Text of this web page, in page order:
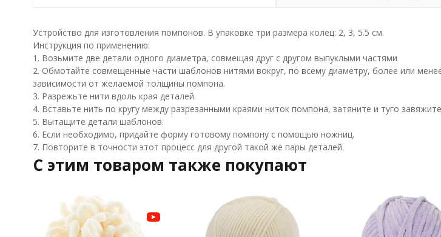
Устройство для изготовления помпонов. В упаковке три размера колец: 2, 3, 5.5 см.
Инструкция по применению:
1. Возьмите две детали одного диаметра, совмещая друг с другом выпуклыми частями
2. Обмотайте совмещенные части шаблонов нитями вокруг, по всему диаметру, более или
зависимости от желаемой толщины помпона.
3. Разрежьте нити вдоль края деталей.
4. Вставьте нить по кругу между разрезанными краями ниток помпона, затяните и туго
5. Вытащите детали шаблонов.
6. Если необходимо, придайте форму готовому помпону с помощью ножниц.
7. Повторите в точности этот процесс для другой такой же пары деталей.
C этим товаром также покупают